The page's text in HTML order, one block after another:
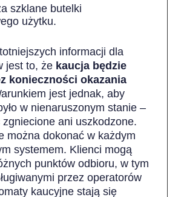
szklane butelki
użytku.
informacji dla
jest to, że kaucja będzie
konieczności okazania
jest jednak, aby
w nienaruszonym stanie –
ani uszkodzone.
można dokonać w każdym
systemem. Klienci mogą
punktów odbioru, w tym
przez operatorów
kaucyjne stają się